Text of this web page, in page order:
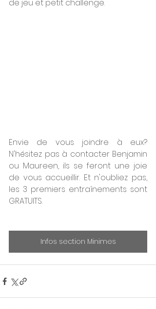
de jeu et petit challenge.
Envie de vous joindre à eux?
N'hésitez pas à contacter Benjamin
ou Maureen, ils se feront une joie
de vous accueillir. Et n'oubliez pas,
les 3 premiers entraînements sont
GRATUITS.
Infos section Minimes